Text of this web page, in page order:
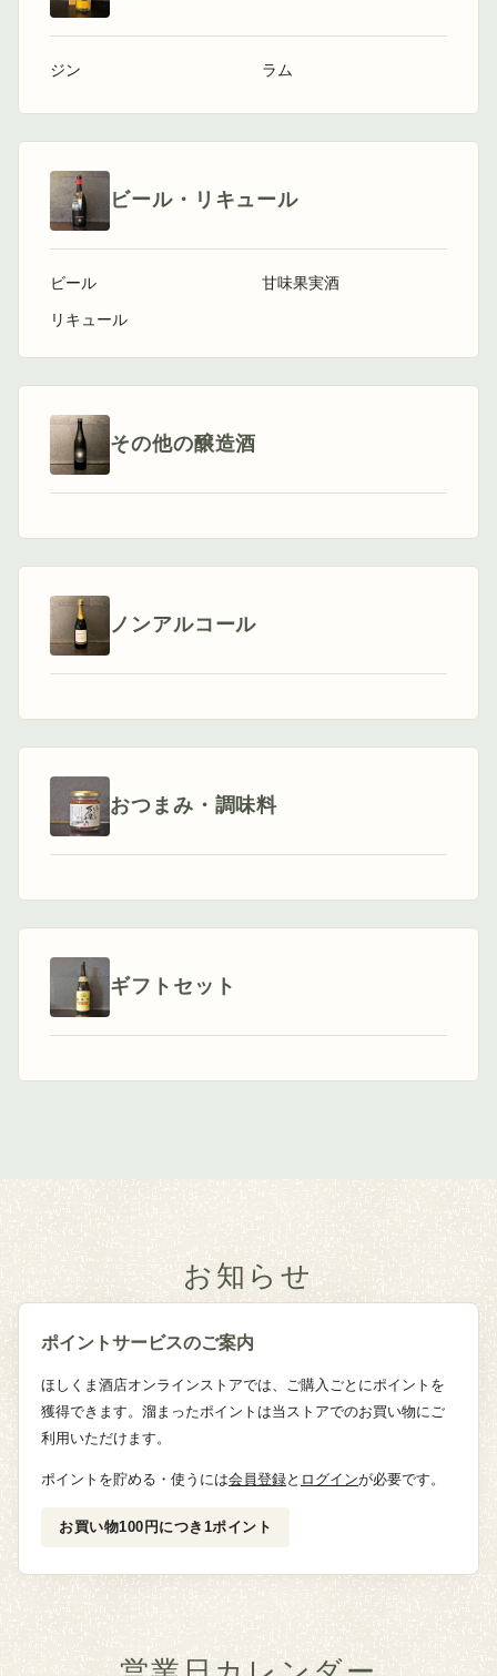
ジン ラム
ビール・リキュール
ビール
リキュール
甘味果実酒
その他の醸造酒
ノンアルコール
おつまみ・調味料
ギフトセット
お知らせ
ポイントサービスのご案内
ほしくま酒店オンラインストアでは、ご購入ごとにポイントを
獲得できます。溜まったポイントは当ストアでのお買い物にご
利用いただけます。
ポイントを貯める・使うには会員登録と ログインが必要です。
お買い物100円につき1ポイント